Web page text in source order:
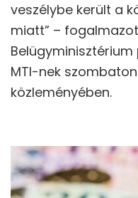
veszélybe került a
miatt” –
MTI-nek
közleményében.